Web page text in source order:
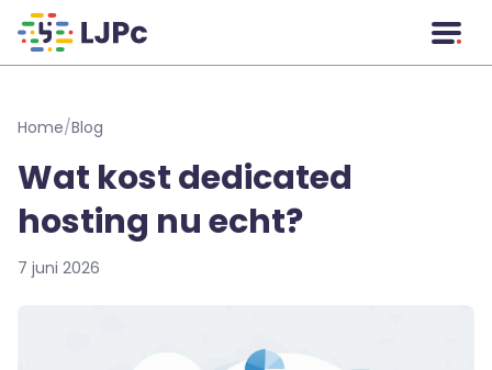
Home/Blog
Wat kost dedicated
hosting nu echt?
7 juni 2026